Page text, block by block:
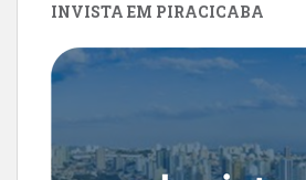
INVISTA EM PIRACICABA